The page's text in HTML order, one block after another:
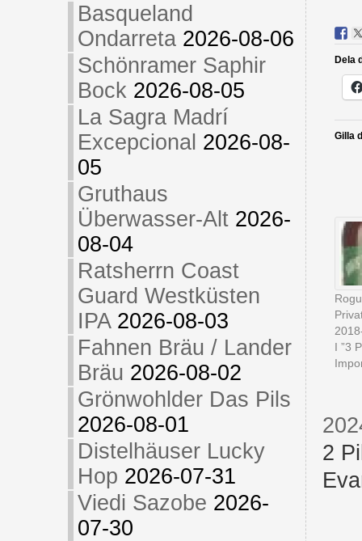
Basqueland
Ondarreta 2026-08-06
Schönramer Saphir
Bock 2026-08-05
La Sagra Madrí
Excepcional 2026-08-
05
Gruthaus
Überwasser-Alt 2026-
08-04
Ratsherrn Coast
Guard Westküsten
IPA 2026-08-03
Fahnen Bräu / Lander
Bräu 2026-08-02
Grönwohlder Das Pils
2026-08-01
Distelhäuser Lucky
Hop 2026-07-31
Viedi Sazobe 2026-
07-30
Dela
Gilla
I ”3
2